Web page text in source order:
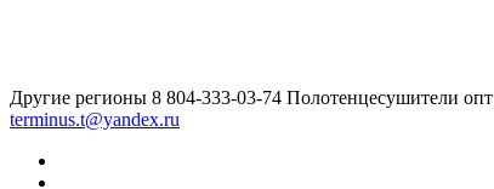
Другие регионы 8 804-333-03-74 Полотенцесушители опт
terminus.t@yandex.ru